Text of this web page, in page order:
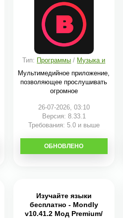
Тип: Программы / Музыка и
Мультимедийное приложение,
позволяющее прослушивать
огромное
26-07-2026, 03:10
Версия: 8.33.1
Требования: 5.0 и выше
СКАЧАТЬ
ОБНОВЛЕНО
Изучайте языки
бесплатно - Mondly
v10.41.2 Мод Premium/